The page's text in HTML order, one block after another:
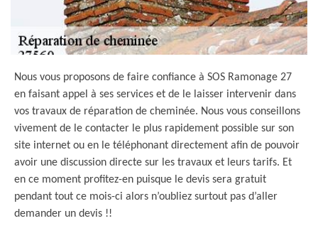
Nous vous proposons de faire confiance à SOS Ramonage 27
en faisant appel à ses services et de le laisser intervenir dans
vos travaux de réparation de cheminée. Nous vous conseillons
vivement de le contacter le plus rapidement possible sur son
site internet ou en le téléphonant directement afin de pouvoir
avoir une discussion directe sur les travaux et leurs tarifs. Et
en ce moment profitez-en puisque le devis sera gratuit
pendant tout ce mois-ci alors n’oubliez surtout pas d’aller
demander un devis !!